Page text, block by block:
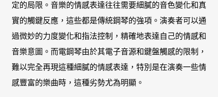
定的局限。音樂的情感表達往往需要細膩的音色變化和真
實的觸鍵反應，這些都是傳統鋼琴的強項。演奏者可以通
過微妙的力度變化和指法控制，精確地表達自己的情感和
音樂意圖。而電鋼琴由於其電子音源和鍵盤觸感的限制，
難以完全再現這種細膩的情感表達，特別是在演奏一些情
感豐富的樂曲時，這種劣勢尤為明顯。